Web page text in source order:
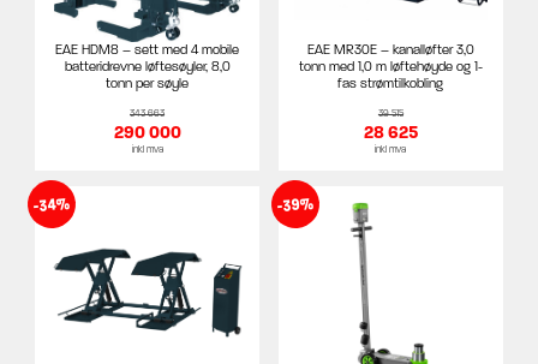
EAE HDM8 – sett med 4 mobile
batteridrevne løftesøyler, 8,0
tonn per søyle
343 663
290 000
inkl mva
EAE MR30E – kanalløfter 3,0
tonn med 1,0 m løftehøyde og 1-
fas strømtilkobling
39 515
28 625
inkl mva
-34% -39%